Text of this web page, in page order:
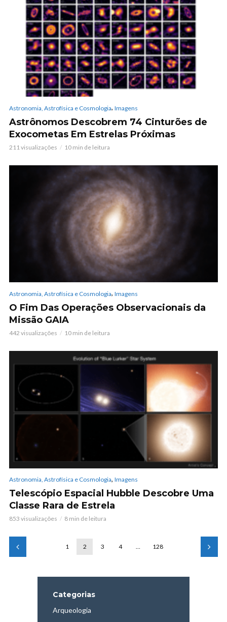
Astronomia, Astrofísica e Cosmologia, Imagens
Astrônomos Descobrem 74 Cinturões de
Exocometas Em Estrelas Próximas
211 visualizações 10 min de leitura
Astronomia, Astrofísica e Cosmologia, Imagens
O Fim Das Operações Observacionais da
Missão GAIA
442 visualizações 10 min de leitura
Astronomia, Astrofísica e Cosmologia, Imagens
Telescópio Espacial Hubble Descobre Uma
Classe Rara de Estrela
853 visualizações 8 min de leitura
1 2 3 4 … 128
Categorias
Arqueologia